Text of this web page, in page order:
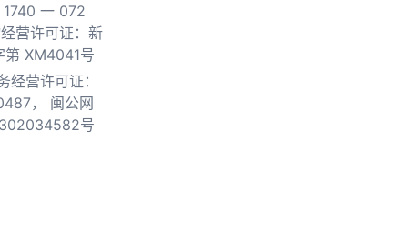
一 072
营许可证：新
第 XM4041号
经营许可证：
，
闽公网
号